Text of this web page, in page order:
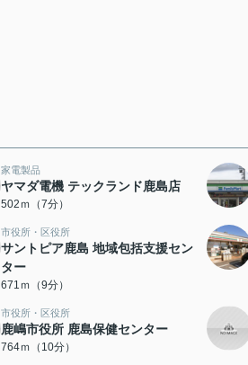
家電製品
ヤマダ電機 テックランド鹿島店
502ｍ（7分）
市役所・区役所
サントピア鹿島 地域包括支援セン
ター
671ｍ（9分）
市役所・区役所
鹿嶋市役所 鹿島保健センター
764ｍ（10分）